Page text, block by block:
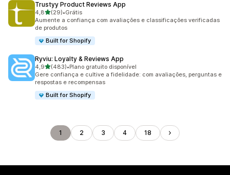
Trustyy Product Reviews App
4,8de 5 estrelas
(29)
29 avaliações ao todo
•Grátis
Aumente a confiança com avaliações e classificações verificadas
de produtos
Built for Shopify
Ryviu: Loyalty & Reviews App
4,9de 5 estrelas
(483)
483 avaliações ao todo
•Plano gratuito disponível
Gere confiança e cultive a fidelidade: com avaliações, perguntas e
respostas e recompensas
Built for Shopify
1 2 3 4 18